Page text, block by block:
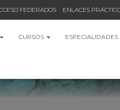
FEDERADOS ENLACES
CURSOS